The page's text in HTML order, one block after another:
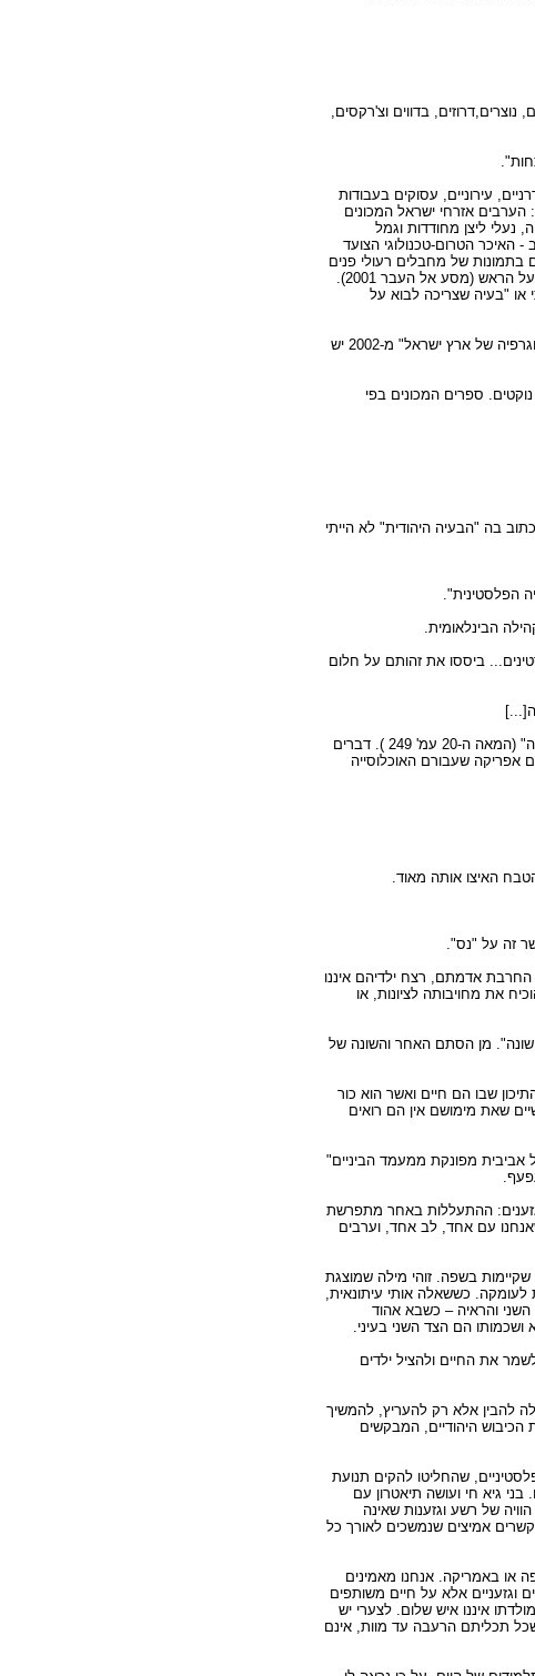
נוצרים,דרוזים, בדווים וצ'רקסים,
עירוניים, עסוקים בעבודות
הערבים אזרחי ישראל המכונים
נעלי ליצן מחודדות וגמל
השלישי במערב - האיכר הטרום-טכנולוגי הצועד
תושבי השטחים מיוצגים בתמונות של מחבלים רעולי פנים
(המאה העשרים, זמנים מודרניים II ), או להקות פליטים יחפים שהולכים משום מקום לשום מקום עם מזרונים על הראש (מסע אל העבר 2001).
או "בעיה שצריכה לבוא על
אף על פי שהאזורים הפלסטיניים אינם מסומנים על המפות, הרשות הפלסטינית היא אויב, למשל, בספר " גיאוגרפיה של ארץ ישראל" מ-2002 יש
ספרים המכונים בפי
בה "הבעיה היהודית" לא הייתי
פי ספר זה מבוססת על "חלום השיבה לארץ ישראל" ולא לפלסטין (עמ' 238: הפלסטינים... ביססו את זהותם על חלום
ועוד מסביר הספר, נוכחותם של הפלסטינים בקרבנו עשויה "להפוך את החלום הציוני לסיוט נוסח דרום אפריקה" (המאה ה-20 עמ' 249 ). דברים
אפריקה שעבורם האוכלוסייה
זה על "נס".
החרבת אדמתם, רצח ילדיהם איננו
את מחויבותה לציונות, או
מן הסתם האחר והשונה של
שבו הם חיים ואשר הוא כור
שאת מימושם אין הם רואים
סטודנטית המגדירה עצמה "תל אביבית מפונקת ממעמד הביניים"
ההתעללות באחר מתפרשת
עם אחד, לב אחד, וערבים
בשפה. זוהי מילה שמוצגת
כששאלה אותי עיתונאית,
השני והראיה – כשבא אהוד
ושכמותו הם הצד השני בעיני.
את החיים ולהציל ילדים
להבין אלא רק להעריץ, להמשיך
הכיבוש היהודיים, המבקשים
שהחליטו להקים תנועת
גיא חי ועושה תיאטרון עם
של רשע וגזענות שאינה
קשרים אמיצים שנמשכים לאורך כל
או באמריקה. אנחנו מאמינים
וגזעניים אלא על חיים משותפים
איננו איש שלום. לצערי יש
תכליתם הרעבה עד מוות, אינם